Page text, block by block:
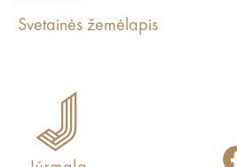
Svetainės žemėlapis